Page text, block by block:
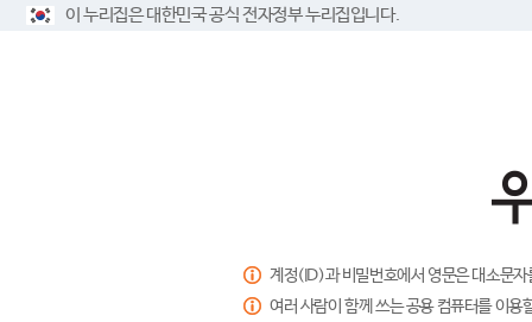
이 누리집은 대한민국 공식 전자정부 누리집입니다.
계정(ID)과 비밀번호에서 영문은 대소문
여러 사람이 함께 쓰는 공용 컴퓨터를 이